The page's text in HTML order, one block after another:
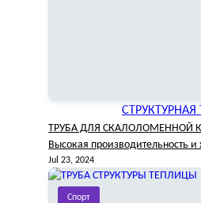
СТРУКТУРНАЯ
ТРУБА ДЛЯ СКАЛОЛОМЕННОЙ
Высокая производительность
Jul 23, 2024
Спорт